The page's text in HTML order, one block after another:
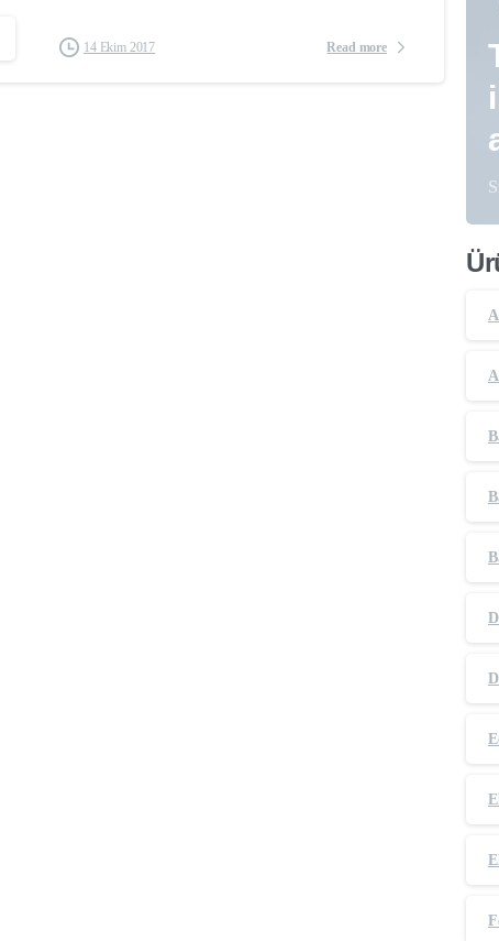
14 Ekim 2017 Read more